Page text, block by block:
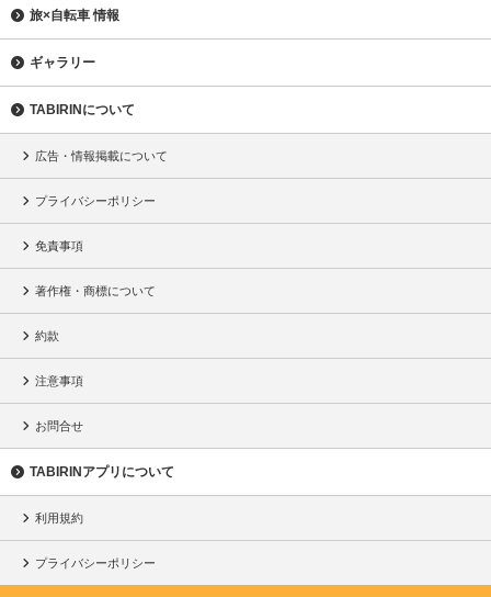
旅×自転車 情報
ギャラリー
TABIRINについて
広告・情報掲載について
プライバシーポリシー
免責事項
著作権・商標について
約款
注意事項
お問合せ
TABIRINアプリについて
利用規約
プライバシーポリシー